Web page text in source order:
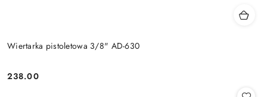
Wiertarka pistoletowa 3/8" AD-630
Cena:
238.00